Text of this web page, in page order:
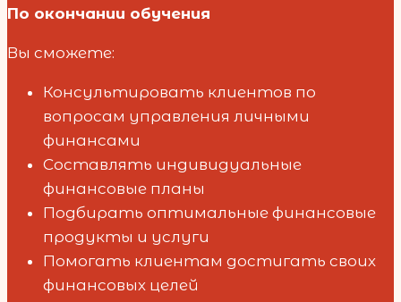
По окончании обучения
Вы сможете:
Консультировать клиентов по
вопросам управления личными
финансами
Составлять индивидуальные
финансовые планы
Подбирать оптимальные финансовые
продукты и услуги
Помогать клиентам достигать своих
финансовых целей